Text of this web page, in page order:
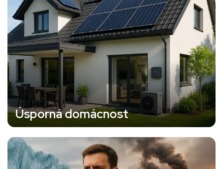
Úsporná domácnost